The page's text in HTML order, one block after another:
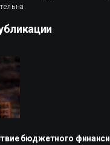
бюджетного